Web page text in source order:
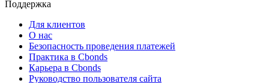
Сбондс-ТВ
Глоссарий
Поддержка
Для клиентов
О нас